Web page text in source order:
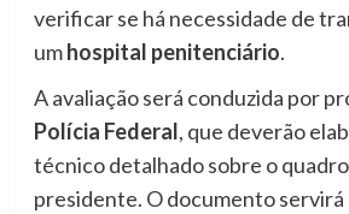
verificar se há necessidade de
umhospital penitenciário.
A avaliação será conduzida por
Polícia Federal, que deverão
técnico detalhado sobre o
presidente. O documento servirá